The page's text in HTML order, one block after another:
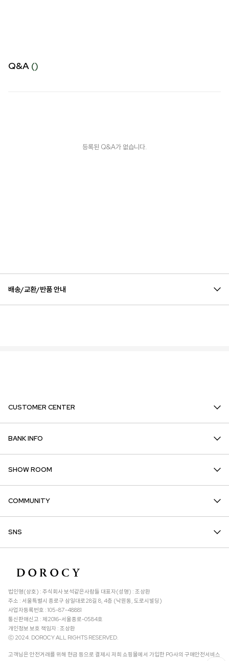
Q&A ()
등록된 Q&A가 없습니다.
배송/교환/반품 안내
CUSTOMER CENTER
BANK INFO
SHOW ROOM
COMMUNITY
SNS
법인명(상호) : 주식회사 보석같은사람들 대표자(성명) : 조상환
주소 : 서울특별시 종로구 삼일대로28길 8, 4층 (낙원동, 도로시빌딩)
사업자등록번호 : 105-87-48881
통신판매신고 : 제2016-서울종로-0584호
개인정보 보호 책임자 : 조상환
ⓒ 2024. DOROCY ALL RIGHTS RESERVED.
고객님은 안전거래를 위해 현금 등으로 결제시 저희 쇼핑몰에서 가입한 PG사의 구매안전서비스